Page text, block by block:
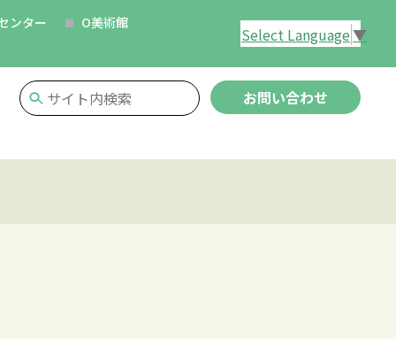
ンター
O美術館
Select Language▼
お問い合わせ